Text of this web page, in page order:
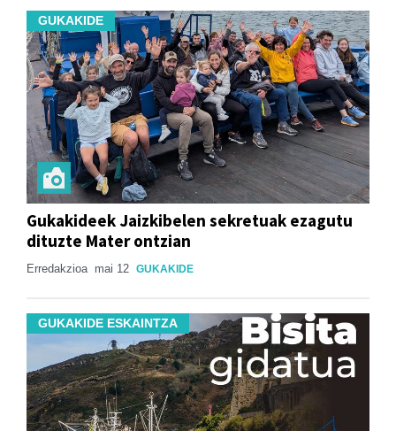
GUKAKIDE
Gukakideek Jaizkibelen sekretuak ezagutu
dituzte Mater ontzian
Erredakzioa mai 12 GUKAKIDE
GUKAKIDE ESKAINTZA